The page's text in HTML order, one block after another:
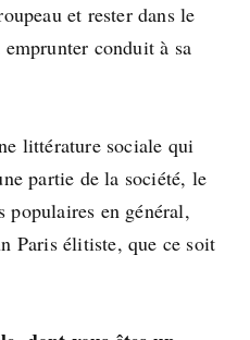
et rester dans le
conduit à sa
littérature sociale qui
partie de la société, le
populaires en général,
Paris élitiste, que ce soit